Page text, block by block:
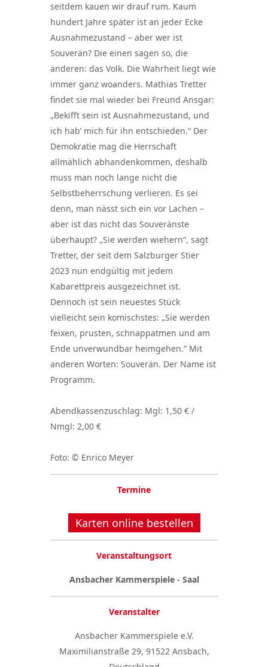
seitdem kauen wir drauf rum. Kaum
hundert Jahre später ist an jeder Ecke
Ausnahmezustand – aber wer ist
Souverän? Die einen sagen so, die
anderen: das Volk. Die Wahrheit liegt wie
immer ganz woanders. Mathias Tretter
findet sie mal wieder bei Freund Ansgar:
„Bekifft sein ist Ausnahmezustand, und
ich hab’ mich für ihn entschieden.“ Der
Demokratie mag die Herrschaft
allmählich abhandenkommen, deshalb
muss man noch lange nicht die
Selbstbeherrschung verlieren. Es sei
denn, man nässt sich ein vor Lachen –
aber ist das nicht das Souveränste
überhaupt? „Sie werden wiehern“, sagt
Tretter, der seit dem Salzburger Stier
2023 nun endgültig mit jedem
Kabarettpreis ausgezeichnet ist.
Dennoch ist sein neuestes Stück
vielleicht sein komischstes: „Sie werden
feixen, prusten, schnappatmen und am
Ende unverwundbar heimgehen.“ Mit
anderen Worten: Souverän. Der Name ist
Programm.
Abendkassenzuschlag: Mgl: 1,50 € /
Nmgl: 2,00 €
Foto: © Enrico Meyer
Termine
Karten online bestellen
Veranstaltungsort
Ansbacher Kammerspiele - Saal
Veranstalter
Ansbacher Kammerspiele e.V.
Maximilianstraße 29, 91522 Ansbach,